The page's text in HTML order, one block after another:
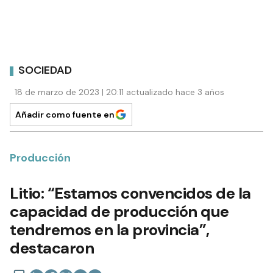
SOCIEDAD
18 de marzo de 2023 | 20:11 actualizado hace 3 años
Añadir como fuente en
Producción
Litio: “Estamos convencidos de la
capacidad de producción que
tendremos en la provincia”,
destacaron